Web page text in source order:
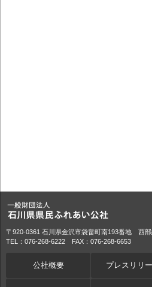
〒920-0361 石川県金沢市袋畠町南193番地 西
TEL：076-268-6222 FAX：076-268-6653
公社概要 プレスリリ